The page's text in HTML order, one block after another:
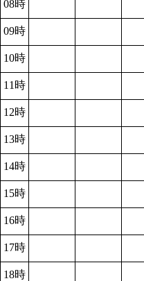
08時
09時
10時
11時
12時
13時
14時
15時
16時
17時
18時